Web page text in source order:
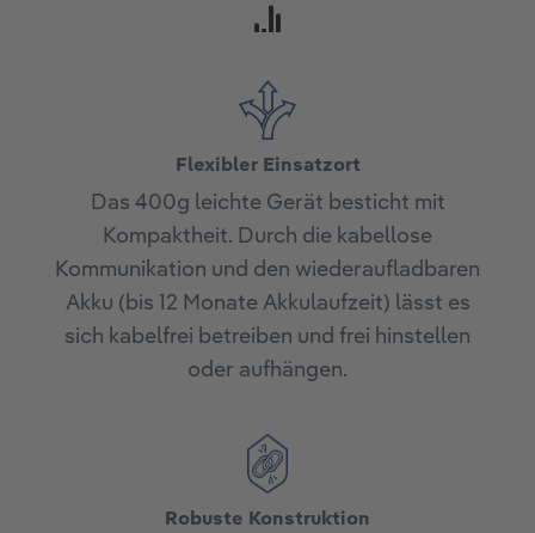
Flexibler Einsatzort
Das 400g leichte Gerät besticht mit
Kompaktheit. Durch die kabellose
Kommunikation und den wiederaufladbaren
Akku (bis 12 Monate Akkulaufzeit) lässt es
sich kabelfrei betreiben und frei hinstellen
oder aufhängen.
Robuste Konstruktion